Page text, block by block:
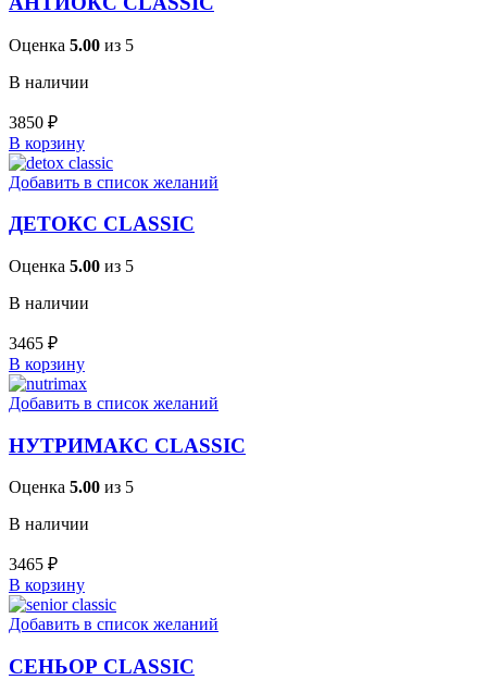
Оценка 5.00 из 5
В наличии
3850 ₽
В корзину
Добавить в список желаний
ДЕТОКС CLASSIC
Оценка 5.00 из 5
В наличии
3465 ₽
В корзину
Добавить в список желаний
НУТРИМАКС CLASSIC
Оценка 5.00 из 5
В наличии
3465 ₽
В корзину
Добавить в список желаний
СЕНЬОР CLASSIC